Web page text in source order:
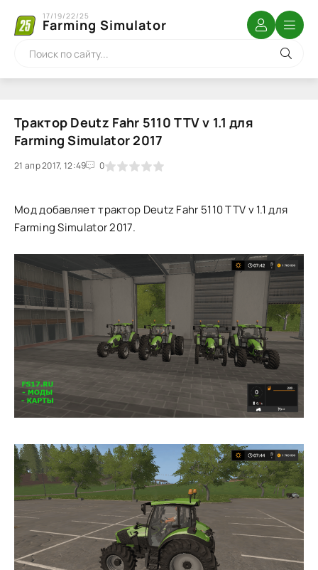
Farming Simulator
17/19/22/25
Трактор Deutz Fahr 5110 TTV v 1.1 для
Farming Simulator 2017
21 апр 2017, 12:49 0
1 2 3 4 5
Мод добавляет трактор Deutz Fahr 5110 TTV v 1.1 для
Farming Simulator 2017.